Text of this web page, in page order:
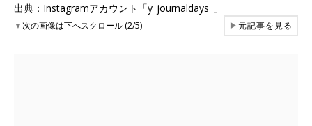
出典：Instagramアカウント「y_journaldays_」
▼次の画像は下へスクロール (2/5) ▶元記事を見る